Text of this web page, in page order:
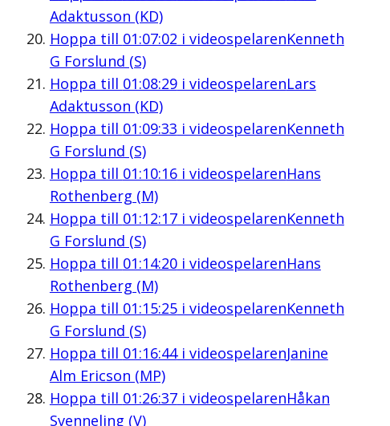
Adaktusson (KD)
Hoppa till 01:07:02 i videospelarenKenneth
G Forslund (S)
Hoppa till 01:08:29i videospelarenLars
Adaktusson (KD)
Hoppa till 01:09:33 i videospelarenKenneth
G Forslund (S)
Hoppa till 01:10:16i videospelarenHans
Rothenberg (M)
Hoppa till 01:12:17i videospelarenKenneth
G Forslund (S)
Hoppa till 01:14:20i videospelarenHans
Rothenberg (M)
Hoppa till 01:15:25i videospelarenKenneth
G Forslund (S)
Hoppa till 01:16:44i videospelarenJanine
Alm Ericson (MP)
Hoppa till 01:26:37i videospelarenHåkan
Svenneling (V)